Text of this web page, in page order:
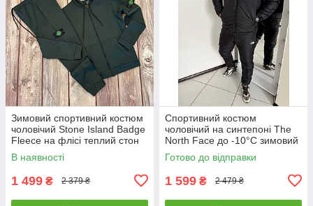
Зимовий спортивний костюм
чоловічий Stone Island Badge
Fleece на флісі теплий стон
айленд хакі
В наявності
1 499 ₴ 2 379 ₴
Спортивний костюм
чоловічий на синтепоні The
North Face до -10°C зимовий
теплий тнф чорний
Готово до відправки
1 599 ₴ 2 479 ₴